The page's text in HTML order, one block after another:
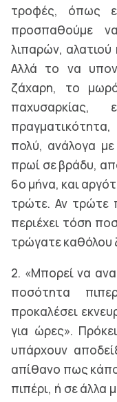
τροφές, όπως
προσπαθούμε
λιπαρών, αλατιού
Αλλά το να
ζάχαρη, το
πολύ, ανάλογα
πρωί σε βράδυ,
6ο μήνα, και
τρώτε. Αν τρώτε
περιέχει τόση
τρώγατε καθόλου
2. «Μπορεί να
ποσότητα
προκαλέσει
για ώρες».
υπάρχουν
απίθανο πως
πιπέρι, ή σε άλλα